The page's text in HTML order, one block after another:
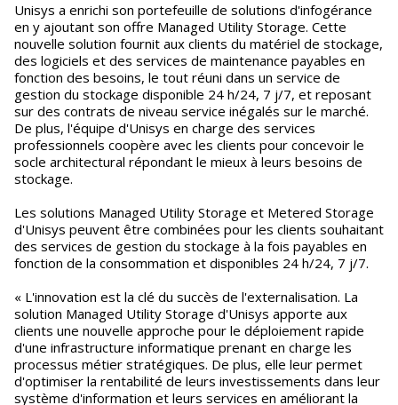
Unisys a enrichi son portefeuille de solutions d'infogérance
en y ajoutant son offre Managed Utility Storage. Cette
nouvelle solution fournit aux clients du matériel de stockage,
des logiciels et des services de maintenance payables en
fonction des besoins, le tout réuni dans un service de
gestion du stockage disponible 24 h/24, 7 j/7, et reposant
sur des contrats de niveau service inégalés sur le marché.
De plus, l'équipe d'Unisys en charge des services
professionnels coopère avec les clients pour concevoir le
socle architectural répondant le mieux à leurs besoins de
stockage.
Les solutions Managed Utility Storage et Metered Storage
d'Unisys peuvent être combinées pour les clients souhaitant
des services de gestion du stockage à la fois payables en
fonction de la consommation et disponibles 24 h/24, 7 j/7.
« L'innovation est la clé du succès de l'externalisation. La
solution Managed Utility Storage d'Unisys apporte aux
clients une nouvelle approche pour le déploiement rapide
d'une infrastructure informatique prenant en charge les
processus métier stratégiques. De plus, elle leur permet
d'optimiser la rentabilité de leurs investissements dans leur
système d'information et leurs services en améliorant la